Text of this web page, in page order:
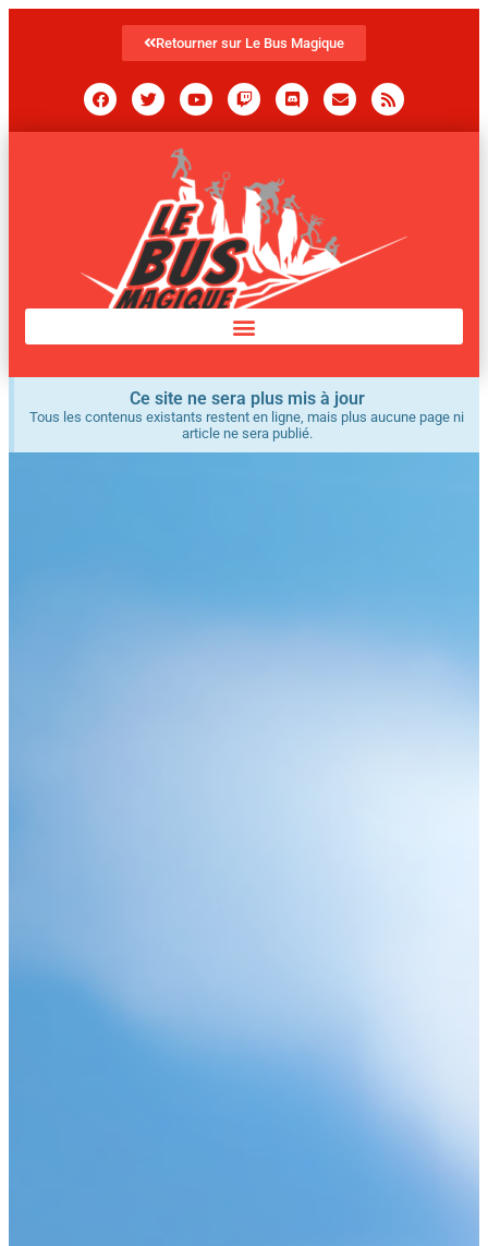
Retourner sur Le Bus Magique
Ce site ne sera plus mis à jour
Tous les contenus existants restent en ligne, mais plus aucune page ni
article ne sera publié.